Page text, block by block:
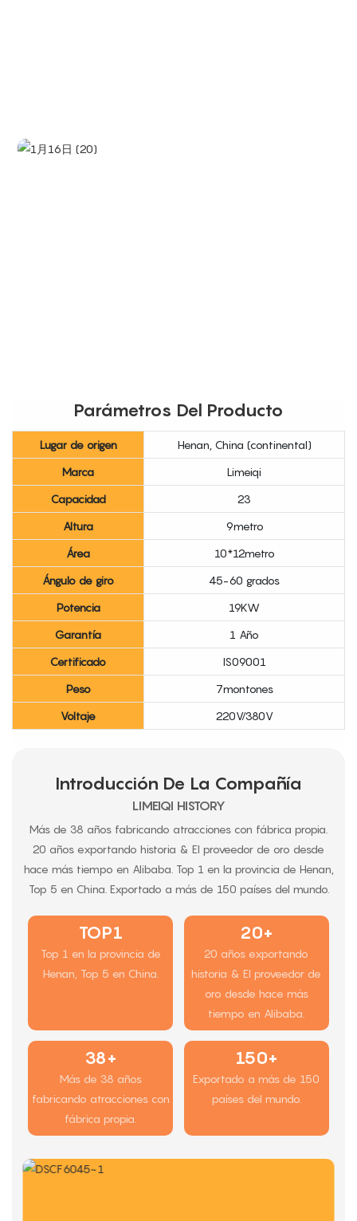
Parámetros Del Producto
Lugar de origen
Henan, China (continental)
Marca
Limeiqi
Capacidad
23
Altura
9metro
Área
10*12metro
Ángulo de giro
45-60 grados
Potencia
19KW
Garantía
1 Año
Certificado
IS09001
Peso
7montones
Voltaje
220V/380V
Introducción De La Compañía
LIMEIQI HISTORY
Más de 38 años fabricando atracciones con fábrica propia.
20 años exportando historia & El proveedor de oro desde
hace más tiempo en Alibaba. Top 1 en la provincia de Henan,
Top 5 en China. Exportado a más de 150 países del mundo.
TOP1
Top 1 en la provincia de
Henan, Top 5 en China.
20+
20 años exportando
historia & El proveedor de
oro desde hace más
tiempo en Alibaba.
38+
Más de 38 años
fabricando atracciones con
fábrica propia.
150+
Exportado a más de 150
países del mundo.